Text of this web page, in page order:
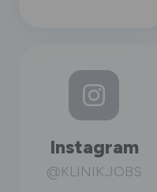
Instagram
@KLINIK.JOBS